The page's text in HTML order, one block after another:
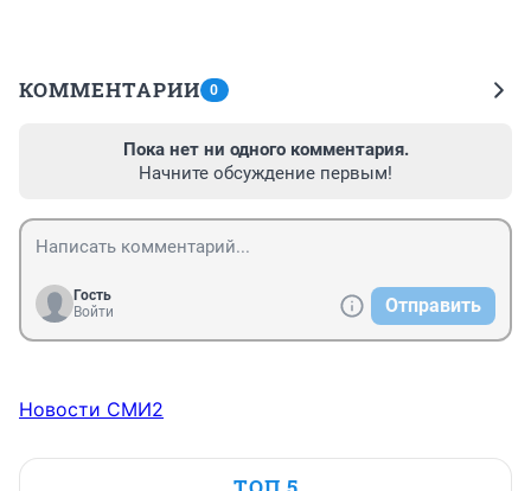
КОММЕНТАРИИ 0
Пока нет ни одного комментария.
Начните обсуждение первым!
Гость
Войти
Отправить
Новости СМИ2